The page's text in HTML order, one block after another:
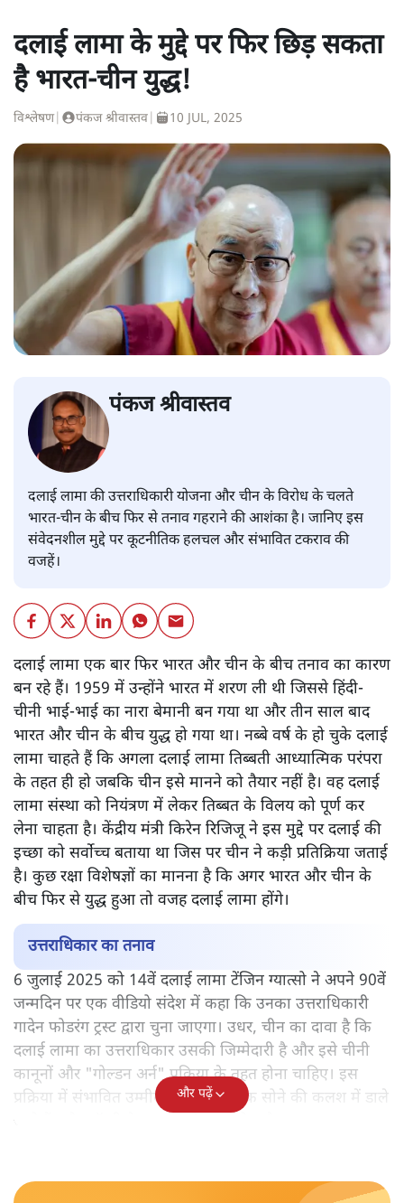
दलाई लामा के मुद्दे पर फिर छिड़ सकता
है भारत-चीन युद्ध!
विश्लेषण| पंकज श्रीवास्तव 10 JUL, 2025
पंकज श्रीवास्तव
दलाई लामा की उत्तराधिकारी योजना और चीन के विरोध के चलते
भारत-चीन के बीच फिर से तनाव गहराने की आशंका है। जानिए इस
संवेदनशील मुद्दे पर कूटनीतिक हलचल और संभावित टकराव की
वजहें।
दलाई लामा एक बार फिर भारत और चीन के बीच तनाव का कारण
बन रहे हैं। 1959 में उन्होंने भारत में शरण ली थी जिससे हिंदी-
चीनी भाई-भाई का नारा बेमानी बन गया था और तीन साल बाद
भारत और चीन के बीच युद्ध हो गया था। नब्बे वर्ष के हो चुके दलाई
लामा चाहते हैं कि अगला दलाई लामा तिब्बती आध्यात्मिक परंपरा
के तहत ही हो जबकि चीन इसे मानने को तैयार नहीं है। वह दलाई
लामा संस्था को नियंत्रण में लेकर तिब्बत के विलय को पूर्ण कर
लेना चाहता है। केंद्रीय मंत्री किरेन रिजिजू ने इस मुद्दे पर दलाई की
इच्छा को सर्वोच्च बताया था जिस पर चीन ने कड़ी प्रतिक्रिया जताई
है। कुछ रक्षा विशेषज्ञों का मानना है कि अगर भारत और चीन के
बीच फिर से युद्ध हुआ तो वजह दलाई लामा होंगे।
उत्तराधिकार का तनाव
6 जुलाई 2025 को 14वें दलाई लामा टेंजिन ग्यात्सो ने अपने 90वें
जन्मदिन पर एक वीडियो संदेश में कहा कि उनका उत्तराधिकारी
गादेन फोडरंग ट्रस्ट द्वारा चुना जाएगा। उधर, चीन का दावा है कि
दलाई लामा का उत्तराधिकार उसकी जिम्मेदारी है और इसे चीनी
कानूनों और "गोल्डन अर्न" प्रक्रिया के तहत होना चाहिए। इस
प्रक्रिया में संभावित उम्मीदवारों के नाम एक सोने की कलश में डाले
जाते हैं, और लॉटरी के माध्यम से चयन होता है।
और पढ़ें